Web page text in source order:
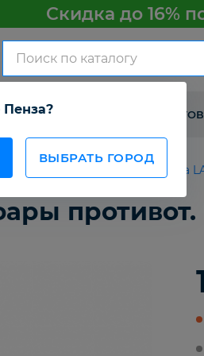
Скидка до 16%
ВЫБРАТЬ ГОРОД
КАК ПОЛУЧИТЬ
Детали кузова
противот.